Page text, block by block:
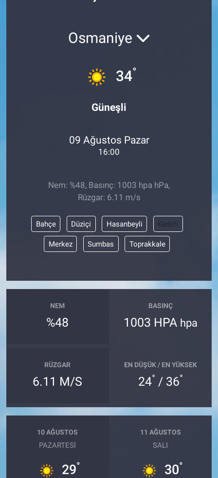
Osmaniye
34°
Güneşli
09 Ağustos Pazar
16:00
Nem: %48, Basınç: 1003 hpa hPa,
Rüzgar: 6.11 m/s
Bahçe Düziçi Hasanbeyli Kadirli
Merkez Sumbas Toprakkale
NEM
%48
BASINÇ
1003 HPA hpa
RÜZGAR
6.11 M/S
EN DÜŞÜK / EN YÜKSEK
24° / 36°
10 AĞUSTOS
PAZARTESI
29°
11 AĞUSTOS
SALI
30°
Bilim ve Teknoloji